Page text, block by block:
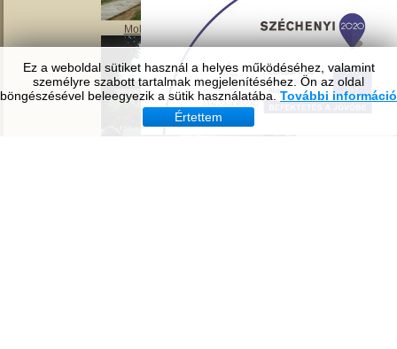
Ez a weboldal sütiket használ a helyes működéséhez, valamint
személyre szabott tartalmak megjelenítéséhez. Ön az oldal
böngészésével beleegyezik a sütik használatába. További információ
Értettem
Tavirózsa Óvoda